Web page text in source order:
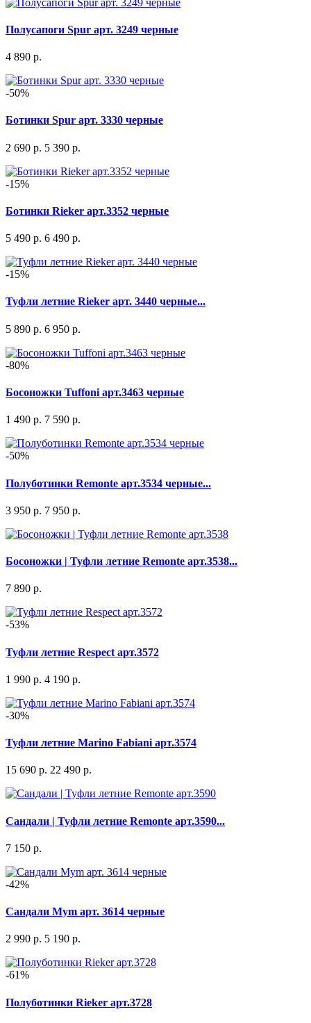
Полусапоги Spur арт. 3249 черные
4 890 р.
-50%
Ботинки Spur арт. 3330 черные
2 690 р. 5 390 р.
-15%
Ботинки Rieker арт.3352 черные
5 490 р. 6 490 р.
-15%
Туфли летние Rieker арт. 3440 черные...
5 890 р. 6 950 р.
-80%
Босоножки Tuffoni арт.3463 черные
1 490 р. 7 590 р.
-50%
Полуботинки Remonte арт.3534 черные...
3 950 р. 7 950 р.
Босоножки | Туфли летние Remonte арт.3538...
7 890 р.
-53%
Туфли летние Respect арт.3572
1 990 р. 4 190 р.
-30%
Туфли летние Marino Fabiani арт.3574
15 690 р. 22 490 р.
Сандали | Туфли летние Remonte арт.3590...
7 150 р.
-42%
Сандали Mym арт. 3614 черные
2 990 р. 5 190 р.
-61%
Полуботинки Rieker арт.3728